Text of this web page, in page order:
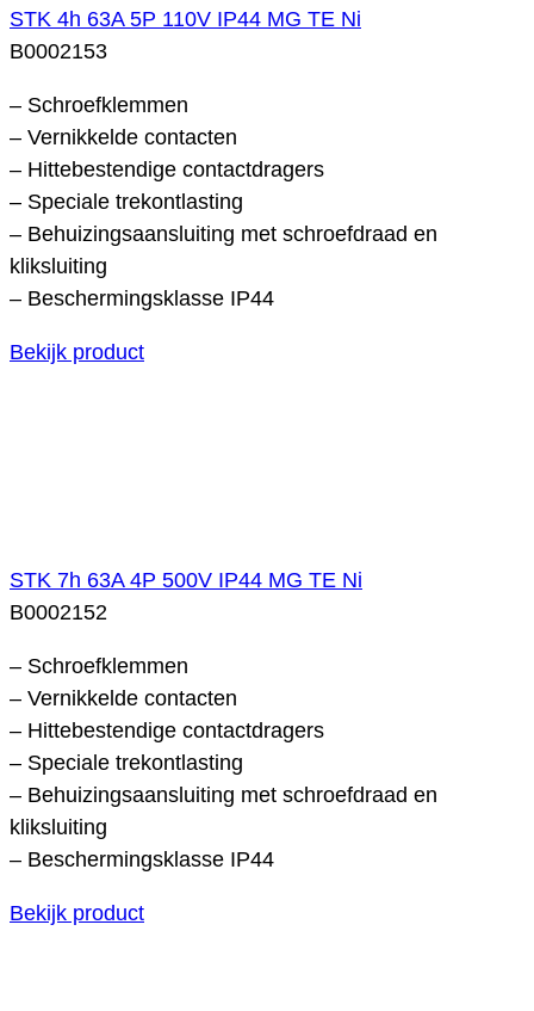
STK 4h 63A 5P 110V IP44 MG TE Ni
B0002153
– Schroefklemmen
– Vernikkelde contacten
– Hittebestendige contactdragers
– Speciale trekontlasting
– Behuizingsaansluiting met schroefdraad en
kliksluiting
– Beschermingsklasse IP44
Bekijk product
STK 7h 63A 4P 500V IP44 MG TE Ni
B0002152
– Schroefklemmen
– Vernikkelde contacten
– Hittebestendige contactdragers
– Speciale trekontlasting
– Behuizingsaansluiting met schroefdraad en
kliksluiting
– Beschermingsklasse IP44
Bekijk product